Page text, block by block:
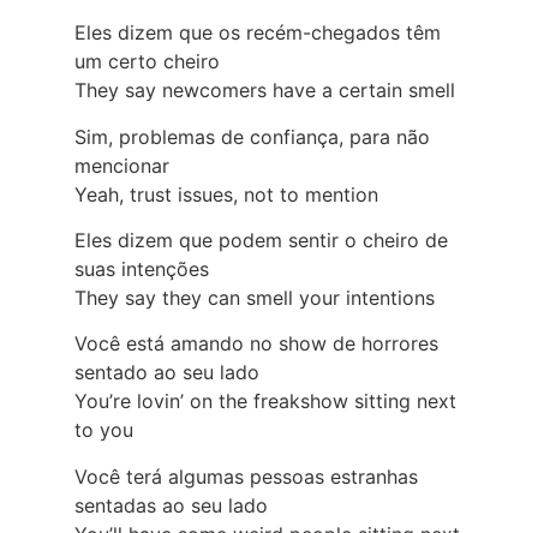
Eles dizem que os recém-chegados têm
um certo cheiro
They say newcomers have a certain smell
Sim, problemas de confiança, para não
mencionar
Yeah, trust issues, not to mention
Eles dizem que podem sentir o cheiro de
suas intenções
They say they can smell your intentions
Você está amando no show de horrores
sentado ao seu lado
You’re lovin’ on the freakshow sitting next
to you
Você terá algumas pessoas estranhas
sentadas ao seu lado